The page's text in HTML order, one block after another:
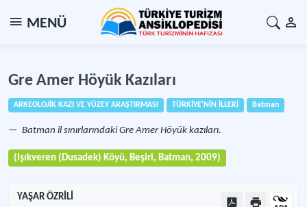
MENÜ
Gre Amer Höyük Kazıları
ARKEOLOJİK KAZI VE YÜZEY ARAŞTIRMASI TÜRKİYE'NİN İLLERİ Batman
Batman il sınırlarındaki Gre Amer Höyük kazıları.
(Işıkveren (Dusadek) Köyü, Beşiri, Batman, 2009)
YAŞAR ÖZRİLİ